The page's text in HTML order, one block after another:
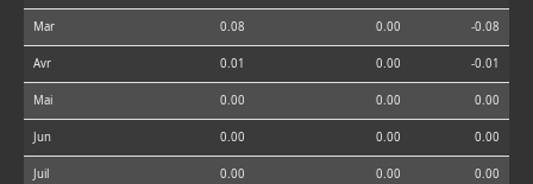
Mar 0.08 0.00 -0.08
Avr 0.01 0.00 -0.01
Mai 0.00 0.00 0.00
Jun 0.00 0.00 0.00
Juil 0.00 0.00 0.00